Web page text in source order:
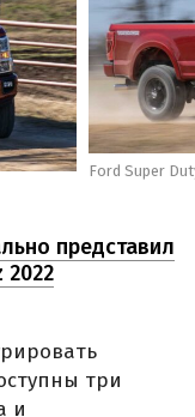
Ford Super
представил
2022
три
и